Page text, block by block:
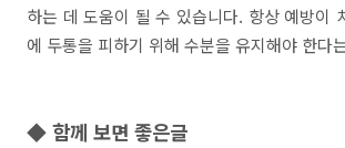
하는 데 도움이 될 수 있습니다. 항상 예방이
에 두통을 피하기 위해 수분을 유지해야 한다
◆ 함께 보면 좋은글